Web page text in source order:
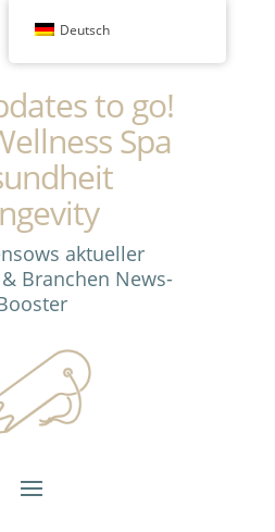
to go!
Spa
aktueller
Branchen News-
Deutsch